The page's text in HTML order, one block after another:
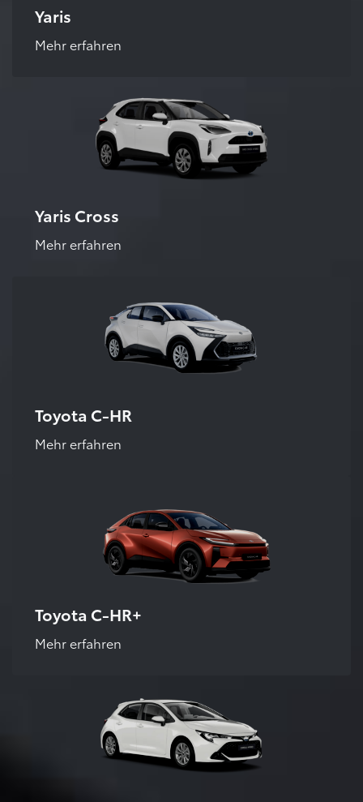
Yaris
Mehr erfahren
Yaris Cross
Mehr erfahren
Toyota C-HR
Mehr erfahren
Toyota C-HR+
Mehr erfahren